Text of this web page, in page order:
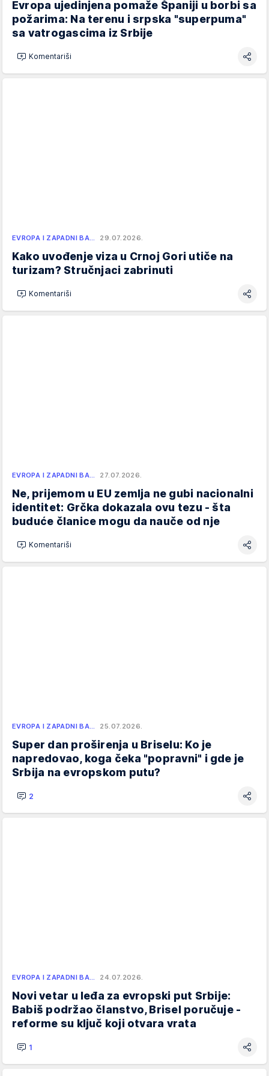
Evropa ujedinjena pomaže Španiji u borbi sa
požarima: Na terenu i srpska "superpuma"
sa vatrogascima iz Srbije
Komentariši
EVROPA I ZAPADNI BA… 29.07.2026.
Kako uvođenje viza u Crnoj Gori utiče na
turizam? Stručnjaci zabrinuti
Komentariši
EVROPA I ZAPADNI BA… 27.07.2026.
Ne, prijemom u EU zemlja ne gubi nacionalni
identitet: Grčka dokazala ovu tezu - šta
buduće članice mogu da nauče od nje
Komentariši
EVROPA I ZAPADNI BA… 25.07.2026.
Super dan proširenja u Briselu: Ko je
napredovao, koga čeka "popravni" i gde je
Srbija na evropskom putu?
2
EVROPA I ZAPADNI BA… 24.07.2026.
Novi vetar u leđa za evropski put Srbije:
Babiš podržao članstvo, Brisel poručuje -
reforme su ključ koji otvara vrata
1